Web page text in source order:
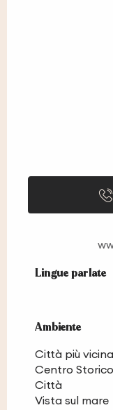
Lingue parlate
Lingue parlate
Ambiente
Ambiente
Città più
Centro Storico
Città
Vista sul mare